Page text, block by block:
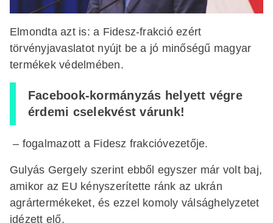
Elmondta azt is: a Fidesz-frakció ezért
törvényjavaslatot nyújt be a jó minőségű magyar
termékek védelmében.
Facebook-kormányzás helyett végre
érdemi cselekvést várunk!
– fogalmazott a Fidesz frakcióvezetője.
Gulyás Gergely szerint ebből egyszer már volt baj,
amikor az EU kényszerítette ránk az ukrán
agrártermékeket, és ezzel komoly válsághelyzetet
idézett elő.